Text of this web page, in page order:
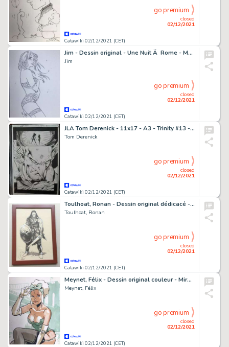
Catawiki 02/12/2021 (CET)
closed
02/12/2021
go premium
Jim - Dessin original - Une Nuit Ã Rome - Marie
Jim
Catawiki 02/12/2021 (CET)
closed
02/12/2021
go premium
JLA Tom Derenick - 11x17 - A3 - Trinity #13 - Exemplaire unique - (2008)
Tom Derenick
Catawiki 02/12/2021 (CET)
closed
02/12/2021
go premium
Toulhoat, Ronan - Dessin original dédicacé - Conan le Cimmérien - (2021)
Toulhoat, Ronan
Catawiki 02/12/2021 (CET)
closed
02/12/2021
go premium
Meynet, Félix - Dessin original couleur - Mirabelle coquine Ã New-York
Meynet, Félix
Catawiki 02/12/2021 (CET)
closed
02/12/2021
go premium